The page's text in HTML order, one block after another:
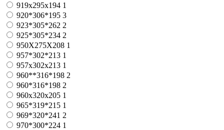
919х295х194 1
920*306*195 3
923*305*262 2
925*305*234 2
950X275X208 1
957*302*213 1
957x302x213 1
960**316*198 2
960*316*198 2
960x320x205 1
965*319*215 1
969*320*241 2
970*300*224 1